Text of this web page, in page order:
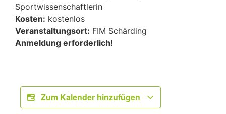
Sportwissenschaftlerin
Kosten: kostenlos
Veranstaltungsort: FIM Schärding
Anmeldung erforderlich!
Zum Kalender hinzufügen